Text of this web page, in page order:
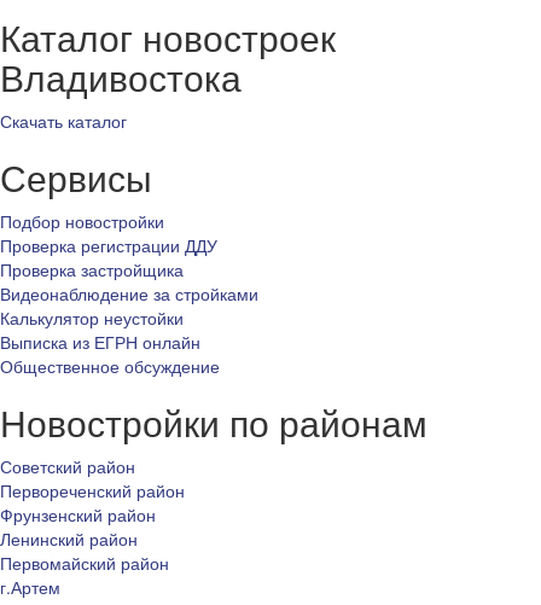
Каталог новостроек
Владивостока
Скачать каталог
Сервисы
Подбор новостройки
Проверка регистрации ДДУ
Проверка застройщика
Видеонаблюдение за стройками
Калькулятор неустойки
Выписка из ЕГРН онлайн
Общественное обсуждение
Новостройки по районам
Советский район
Первореченский район
Фрунзенский район
Ленинский район
Первомайский район
г.Артем